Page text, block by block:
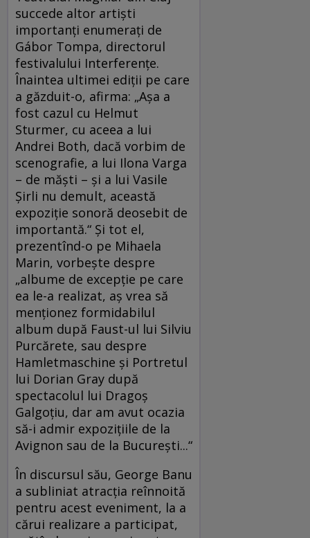
succede altor artişti
importanţi enumeraţi de
Gábor Tompa, directorul
festivalului Interferenţe.
Înaintea ultimei ediţii pe care
a găzduit-o, afirma: „Aşa a
fost cazul cu Helmut
Sturmer, cu aceea a lui
Andrei Both, dacă vorbim de
scenografie, a lui Ilona Varga
– de măşti – şi a lui Vasile
Şirli nu demult, această
expoziţie sonoră deosebit de
importantă.“ Şi tot el,
prezentînd-o pe Mihaela
Marin, vorbeşte despre
„albume de excepţie pe care
ea le-a realizat, aş vrea să
menţionez formidabilul
album după Faust-ul lui Silviu
Purcărete, sau despre
Hamletmaschine şi Portretul
lui Dorian Gray după
spectacolul lui Dragoş
Galgoţiu, dar am avut ocazia
să-i admir expoziţiile de la
Avignon sau de la Bucureşti...“
În discursul său, George Banu
a subliniat atracţia reînnoită
pentru acest eveniment, la a
cărui realizare a participat,